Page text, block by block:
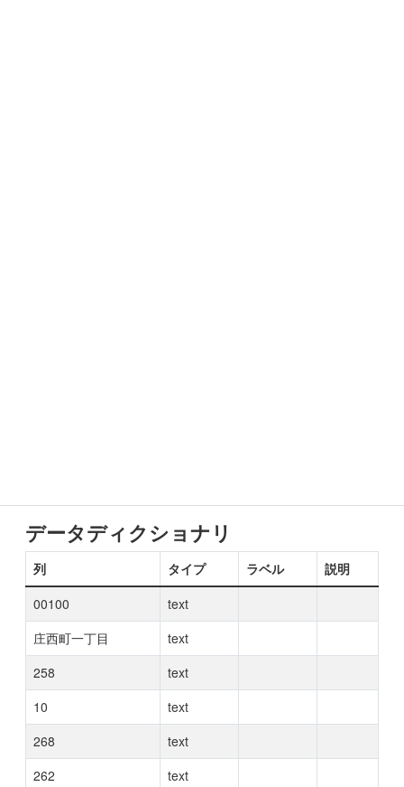
データディクショナリ
列 タイプ ラベル
説明
00100
text
庄西町一丁目
text
258
text
10
text
268
text
262
text